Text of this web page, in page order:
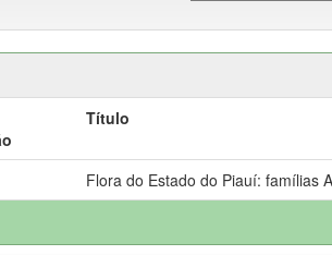
Título
Flora do Estado do Piauí: famílias